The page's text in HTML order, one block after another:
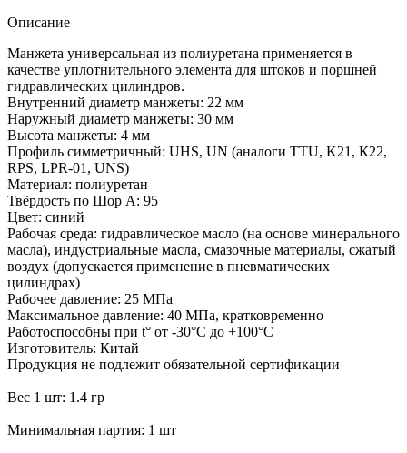
Описание
Манжета универсальная из полиуретана применяется в
качестве уплотнительного элемента для штоков и поршней
гидравлических цилиндров.
Внутренний диаметр манжеты: 22 мм
Наружный диаметр манжеты: 30 мм
Высота манжеты: 4 мм
Профиль симметричный: UHS, UN (аналоги TTU, K21, К22,
RPS, LPR-01, UNS)
Материал: полиуретан
Твёрдость по Шор А: 95
Цвет: синий
Рабочая среда: гидравлическое масло (на основе минерального
масла), индустриальные масла, смазочные материалы, сжатый
воздух (допускается применение в пневматических
цилиндрах)
Рабочее давление: 25 МПа
Максимальное давление: 40 МПа, кратковременно
Работоспособны при t° от -30°С до +100°С
Изготовитель: Китай
Продукция не подлежит обязательной сертификации
Вес 1 шт: 1.4 гр
Минимальная партия: 1 шт